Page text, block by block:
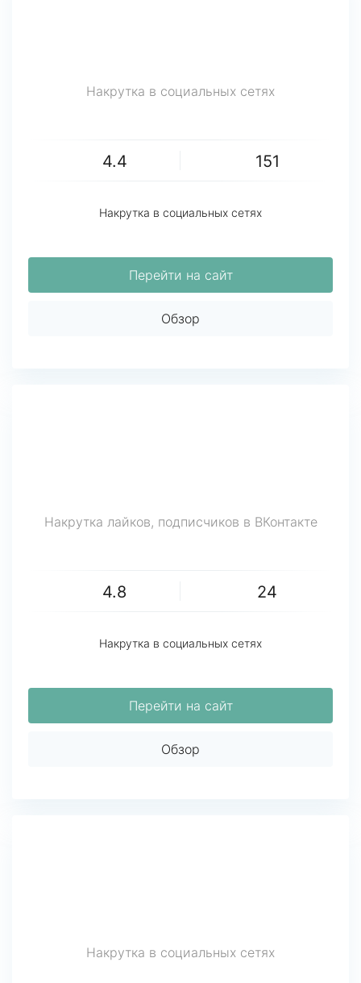
Накрутка в социальных сетях
4.4 151
Накрутка в социальных сетях
Перейти на сайт
Обзор
Накрутка лайков, подписчиков в ВКонтакте
4.8 24
Накрутка в социальных сетях
Перейти на сайт
Обзор
Накрутка в социальных сетях